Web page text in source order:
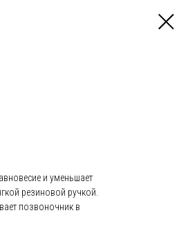
и уменьшает
резиновой ручкой.
позвоночник в